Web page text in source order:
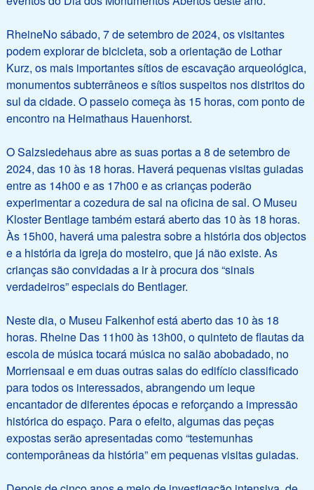
RheineNo sábado, 7 de setembro de 2024, os visitantes
podem explorar de bicicleta, sob a orientação de Lothar
Kurz, os mais importantes sítios de escavação arqueológica,
monumentos subterrâneos e sítios suspeitos nos distritos do
sul da cidade. O passeio começa às 15 horas, com ponto de
encontro na Heimathaus Hauenhorst.
O Salzsiedehaus abre as suas portas a 8 de setembro de
2024, das 10 às 18 horas. Haverá pequenas visitas guiadas
entre as 14h00 e as 17h00 e as crianças poderão
experimentar a cozedura de sal na oficina de sal. O Museu
Kloster Bentlage também estará aberto das 10 às 18 horas.
Às 15h00, haverá uma palestra sobre a história dos objectos
e a história da igreja do mosteiro, que já não existe. As
crianças são convidadas a ir à procura dos “sinais
verdadeiros” especiais do Bentlager.
Neste dia, o Museu Falkenhof está aberto das 10 às 18
horas. Rheine Das 11h00 às 13h00, o quinteto de flautas da
escola de música tocará música no salão abobadado, no
Morriensaal e em duas outras salas do edifício classificado
para todos os interessados, abrangendo um leque
encantador de diferentes épocas e reforçando a impressão
histórica do espaço. Para o efeito, algumas das peças
expostas serão apresentadas como “testemunhas
contemporâneas da história” em pequenas visitas guiadas.